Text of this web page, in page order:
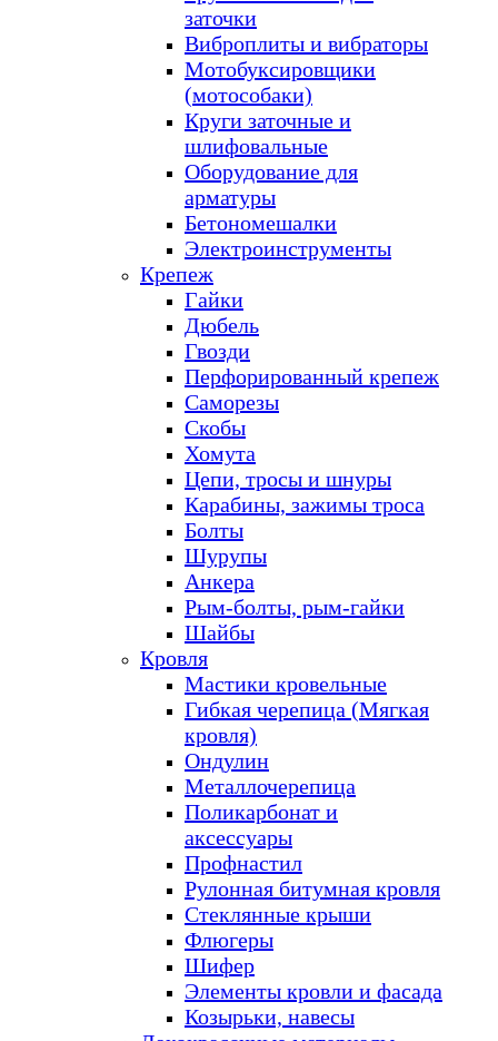
заточки
Виброплиты и вибраторы
Мотобуксировщики
(мотособаки)
Круги заточные и
шлифовальные
Оборудование для
арматуры
Бетономешалки
Электроинструменты
Крепеж
Гайки
Дюбель
Гвозди
Перфорированный крепеж
Саморезы
Скобы
Хомута
Цепи, тросы и шнуры
Карабины, зажимы троса
Болты
Шурупы
Анкера
Рым-болты, рым-гайки
Шайбы
Кровля
Мастики кровельные
Гибкая черепица (Мягкая
кровля)
Ондулин
Металлочерепица
Поликарбонат и
аксессуары
Профнастил
Рулонная битумная кровля
Стеклянные крыши
Флюгеры
Шифер
Элементы кровли и фасада
Козырьки, навесы